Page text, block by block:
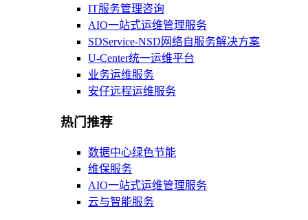
IT服务管理咨询
AIO一站式运维管理服务
SDService-NSD网络自服务解决方案
U-Center统一运维平台
业务运维服务
安仔远程运维服务
热门推荐
数据中心绿色节能
维保服务
AIO一站式运维管理服务
云与智能服务